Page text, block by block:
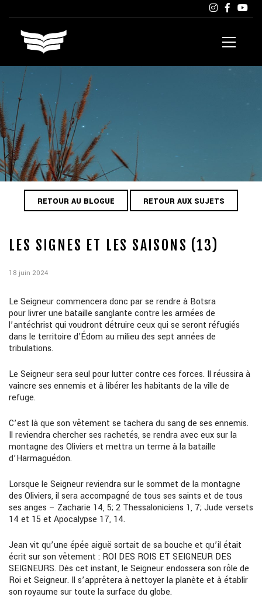
RETOUR AU BLOGUE RETOUR AUX SUJETS
LES SIGNES ET LES SAISONS (13)
18 juin 2024
Le Seigneur commencera donc par se rendre à Botsra
pourlivrer une bataille sanglante contre les armées de
l’antéchrist qui voudront détruire ceux qui se seront réfugiés
dans le territoire d’Édom au milieu des sept années de
tribulations.
Le Seigneur sera seul pour lutter contre ces forces. Il réussira à
vaincre ses ennemis et à libérer les habitants de la ville de
refuge.
C’est là que son vêtement se tachera du sang de ses ennemis.
Il reviendra chercher ses rachetés, se rendra avec eux sur la
montagne des Oliviers et mettra un terme à la bataille
d’Harmaguédon.
Lorsque le Seigneur reviendra sur le sommet de la montagne
des Oliviers, il sera accompagné de tous ses saints et de tous
ses anges – Zacharie 14, 5; 2 Thessaloniciens 1, 7; Jude versets
14 et 15 et Apocalypse 17, 14.
Jean vit qu’une épée aiguë sortait de sa bouche et qu’il était
écrit sur son vêtement : ROI DES ROIS ET SEIGNEUR DES
SEIGNEURS. Dès cet instant, le Seigneur endossera son rôle de
Roi et Seigneur. Il s’apprêtera à nettoyer la planète et à établir
son royaume sur toute la surface du globe.